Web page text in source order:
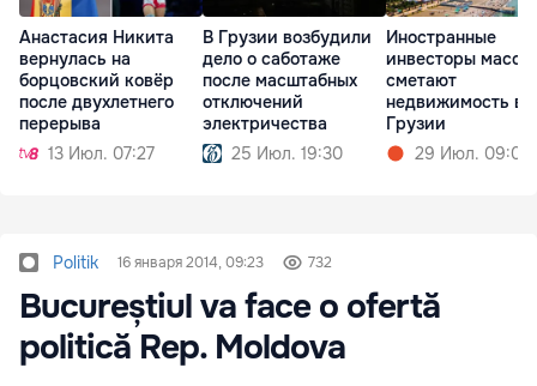
Анастасия Никита
вернулась на
борцовский ковёр
после двухлетнего
перерыва
13 Июл. 07:27
В Грузии возбудили
дело о саботаже
после масштабных
отключений
электричества
25 Июл. 19:30
Иностранные
инвесторы
сметают
недвижимость в
Грузии
29 Июл. 09:05
Politik 16 января 2014, 09:23 732
Bucureștiul va face o ofertă
politică Rep. Moldova